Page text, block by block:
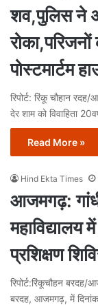
शव,पुलिस ने
पोस्टमार्टम
रिपोर्ट: रिंकू चौहान
देर शाम को विवाहिता
Read More »
Hind Ekta Times
आजमगढ़:
महाविद्यालय
प्रशिक्षण
रिपोर्ट:रिंकूचौहन बरदह/
बरदह, आजमगढ़, में